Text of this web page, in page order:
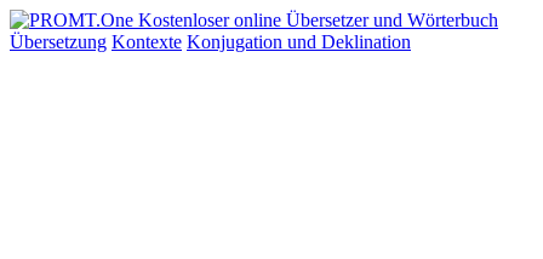
Übersetzung Kontexte Konjugation und Deklination